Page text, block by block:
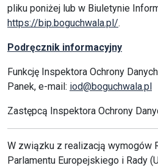
pliku poniżej lub w Biuletynie
https://bip.boguchwala.pl/.
Podręcznik informacyjny
Funkcję Inspektora Ochrony
Panek, e-mail: iod@boguchwala.pl
Zastępcą Inspektora Ochrony
W związku z realizacją wymogów
Parlamentu Europejskiego i Rady